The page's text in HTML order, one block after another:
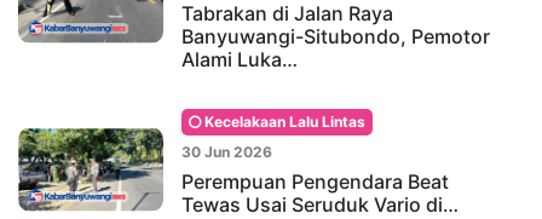
Tabrakan di Jalan Raya
Banyuwangi-Situbondo, Pemotor
Alami Luka…
Kecelakaan Lalu Lintas
30 Jun 2026
Perempuan Pengendara Beat
Tewas Usai Seruduk Vario di…